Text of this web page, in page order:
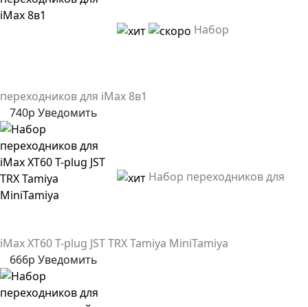
Набор
переходников для iMax 8в1
740р Уведомить
Набор переходников для
iMax XT60 T-plug JST TRX Tamiya MiniTamiya
666р Уведомить